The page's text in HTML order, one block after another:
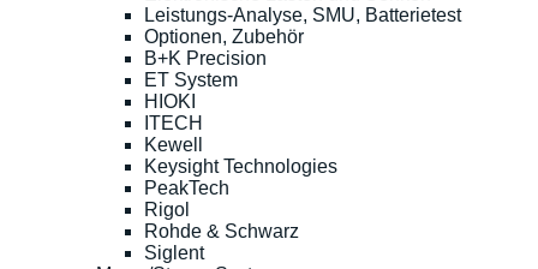
Leistungs-Analyse, SMU, Batterietest
Optionen, Zubehör
B+K Precision
ET System
HIOKI
ITECH
Kewell
Keysight Technologies
PeakTech
Rigol
Rohde & Schwarz
Siglent